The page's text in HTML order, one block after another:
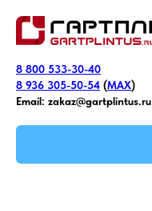
8 800 533-30-40
8 936 305-50-54 (MAX)
Email: zakaz@gartplintus.ru